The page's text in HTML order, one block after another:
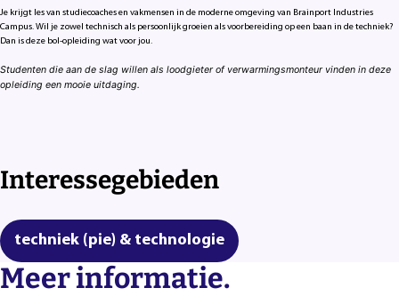
Je krijgt les van studiecoaches en vakmensen in de moderne omgeving van Brainport Industries
Campus. Wil je zowel technisch als persoonlijk groeien als voorbereiding op een baan in de techniek?
Dan is deze bol-opleiding wat voor jou.
Studenten die aan de slag willen als loodgieter of verwarmingsmonteur vinden in deze
opleiding een mooie uitdaging.
Interessegebieden
techniek (pie) & technologie
Meer informatie.